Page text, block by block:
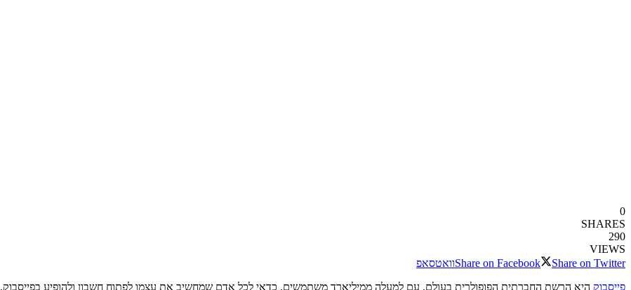
0
SHARES
290
VIEWS
Share on Facebook
Share on Twitter
וואטסאפ
פייסבוק היא הרשת החברתית הפופולרית בעולם. עם למעלה ממיליארד משתמשים, כדאי לכל אדם שמחשיב את עצמו לפתוח חשבון ולהופיע בפייסבוק.